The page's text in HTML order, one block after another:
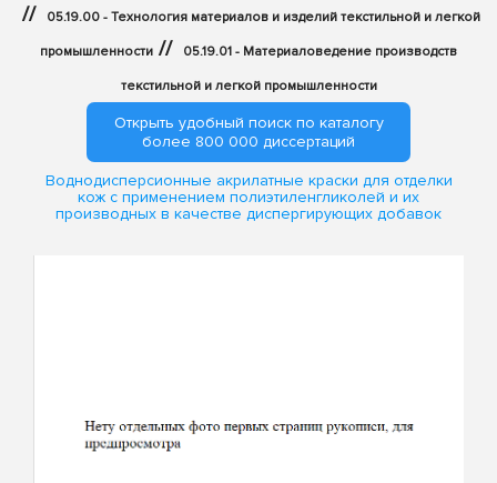
// 05.19.00 - Технология материалов и изделий текстильной и легкой
промышленности // 05.19.01 - Материаловедение производств
текстильной и легкой промышленности
Открыть удобный поиск по каталогу
более 800 000 диссертаций
Воднодисперсионные акрилатные краски для отделки
кож с применением полиэтиленгликолей и их
производных в качестве диспергирующих добавок